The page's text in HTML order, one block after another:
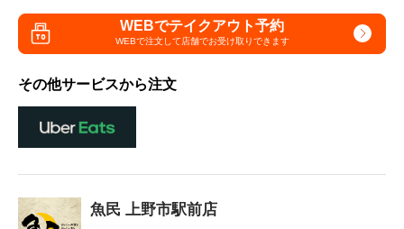
WEBでテイクアウト予約
WEBで注文して店舗でお受け取りできます
その他サービスから注文
魚民 上野市駅前店